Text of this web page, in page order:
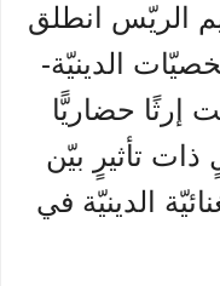
الريّس انطلق
الدينيّة-
إرثًا حضاريًّا
ذات تأثيرٍ بيّن
الدينيّة في